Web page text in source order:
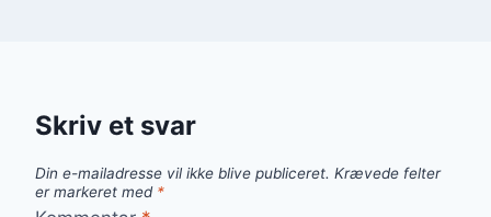
Skriv et svar
Din e-mailadresse vil ikke blive publiceret. Krævede felter
er markeret med *